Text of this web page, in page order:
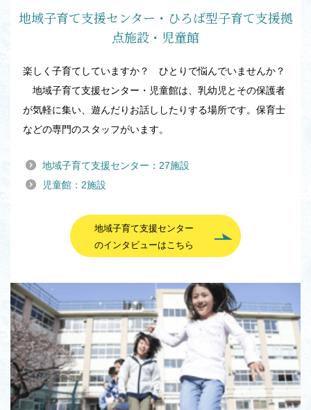
地域子育て支援センター・ひろば型子育て支援拠
点施設・児童館
楽しく子育てしていますか？ ひとりで悩んでいませんか？
地域子育て支援センター・児童館は、乳幼児とその保護者
が気軽に集い、遊んだりお話ししたりする場所です。保育士
などの専門のスタッフがいます。
地域子育て支援センター：27施設
児童館：2施設
地域子育て支援センター
のインタビューはこちら